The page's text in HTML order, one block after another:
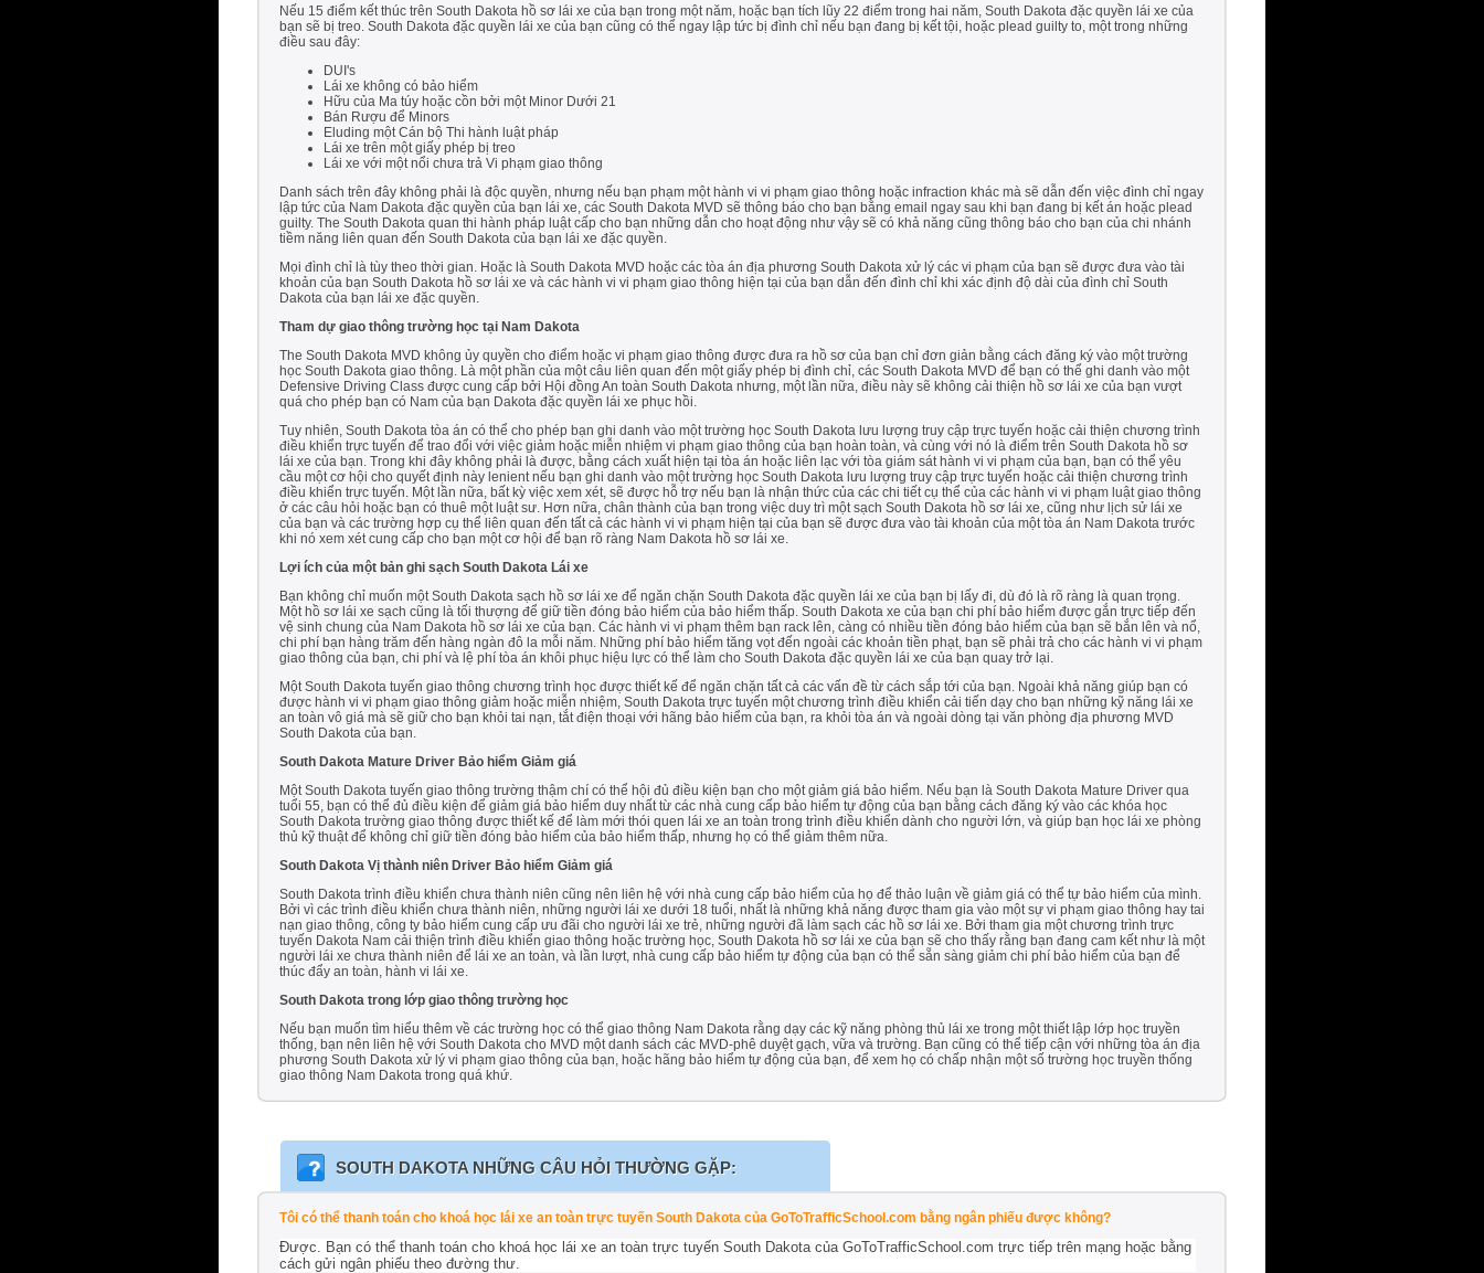
Nếu 15 điểm kết thúc trên South Dakota hồ sơ lái xe của bạn trong một năm, hoặc bạn tích lũy 22 điểm trong hai năm, South Dakota đặc quyền lái xe của
bạn sẽ bị treo. South Dakota đặc quyền lái xe của bạn cũng có thể ngay lập tức bị đình chỉ nếu bạn đang bị kết tội, hoặc plead guilty to, một trong những
điều sau đây:
DUI's
Lái xe không có bảo hiểm
Hữu của Ma túy hoặc cồn bởi một Minor Dưới 21
Bán Rượu để Minors
Eluding một Cán bộ Thi hành luật pháp
Lái xe trên một giấy phép bị treo
Lái xe với một nổi chưa trả Vi phạm giao thông
Danh sách trên đây không phải là độc quyền, nhưng nếu bạn phạm một hành vi vi phạm giao thông hoặc infraction khác mà sẽ dẫn đến việc đình chỉ ngay
lập tức của Nam Dakota đặc quyền của bạn lái xe, các South Dakota MVD sẽ thông báo cho bạn bằng email ngay sau khi bạn đang bị kết án hoặc plead
guilty. The South Dakota quan thi hành pháp luật cấp cho bạn những dẫn cho hoạt động như vậy sẽ có khả năng cũng thông báo cho bạn của chi nhánh
tiềm năng liên quan đến South Dakota của bạn lái xe đặc quyền.
Mọi đình chỉ là tùy theo thời gian. Hoặc là South Dakota MVD hoặc các tòa án địa phương South Dakota xử lý các vi phạm của bạn sẽ được đưa vào tài
khoản của bạn South Dakota hồ sơ lái xe và các hành vi vi phạm giao thông hiện tại của bạn dẫn đến đình chỉ khi xác định độ dài của đình chỉ South
Dakota của bạn lái xe đặc quyền.
Tham dự giao thông trường học tại Nam Dakota
The South Dakota MVD không ủy quyền cho điểm hoặc vi phạm giao thông được đưa ra hồ sơ của bạn chỉ đơn giản bằng cách đăng ký vào một trường
học South Dakota giao thông. Là một phần của một câu liên quan đến một giấy phép bị đình chỉ, các South Dakota MVD để bạn có thể ghi danh vào một
Defensive Driving Class được cung cấp bởi Hội đồng An toàn South Dakota nhưng, một lần nữa, điều này sẽ không cải thiện hồ sơ lái xe của bạn vượt
quá cho phép bạn có Nam của bạn Dakota đặc quyền lái xe phục hồi.
Tuy nhiên, South Dakota tòa án có thể cho phép bạn ghi danh vào một trường học South Dakota lưu lượng truy cập trực tuyến hoặc cải thiện chương trình
điều khiển trực tuyến để trao đổi với việc giảm hoặc miễn nhiệm vi phạm giao thông của bạn hoàn toàn, và cùng với nó là điểm trên South Dakota hồ sơ
lái xe của bạn. Trong khi đây không phải là được, bằng cách xuất hiện tại tòa án hoặc liên lạc với tòa giám sát hành vi vi phạm của bạn, bạn có thể yêu
cầu một cơ hội cho quyết định này lenient nếu bạn ghi danh vào một trường học South Dakota lưu lượng truy cập trực tuyến hoặc cải thiện chương trình
điều khiển trực tuyến. Một lần nữa, bất kỳ việc xem xét, sẽ được hỗ trợ nếu bạn là nhận thức của các chi tiết cụ thể của các hành vi vi phạm luật giao thông
ở các câu hỏi hoặc bạn có thuê một luật sư. Hơn nữa, chân thành của bạn trong việc duy trì một sạch South Dakota hồ sơ lái xe, cũng như lịch sử lái xe
của bạn và các trường hợp cụ thể liên quan đến tất cả các hành vi vi phạm hiện tại của bạn sẽ được đưa vào tài khoản của một tòa án Nam Dakota trước
khi nó xem xét cung cấp cho bạn một cơ hội để bạn rõ ràng Nam Dakota hồ sơ lái xe.
Lợi ích của một bản ghi sạch South Dakota Lái xe
Bạn không chỉ muốn một South Dakota sạch hồ sơ lái xe để ngăn chặn South Dakota đặc quyền lái xe của bạn bị lấy đi, dù đó là rõ ràng là quan trọng.
Một hồ sơ lái xe sạch cũng là tối thượng để giữ tiền đóng bảo hiểm của bảo hiểm thấp. South Dakota xe của bạn chi phí bảo hiểm được gắn trực tiếp đến
vệ sinh chung của Nam Dakota hồ sơ lái xe của bạn. Các hành vi vi phạm thêm bạn rack lên, càng có nhiều tiền đóng bảo hiểm của bạn sẽ bắn lên và nổ,
chi phí bạn hàng trăm đến hàng ngàn đô la mỗi năm. Những phí bảo hiểm tăng vọt đến ngoài các khoản tiền phạt, bạn sẽ phải trả cho các hành vi vi phạm
giao thông của bạn, chi phí và lệ phí tòa án khôi phục hiệu lực có thể làm cho South Dakota đặc quyền lái xe của bạn quay trở lại.
Một South Dakota tuyến giao thông chương trình học được thiết kế để ngăn chặn tất cả các vấn đề từ cách sắp tới của bạn. Ngoài khả năng giúp bạn có
được hành vi vi phạm giao thông giảm hoặc miễn nhiệm, South Dakota trực tuyến một chương trình điều khiển cải tiến dạy cho bạn những kỹ năng lái xe
an toàn vô giá mà sẽ giữ cho bạn khỏi tai nạn, tắt điện thoại với hãng bảo hiểm của bạn, ra khỏi tòa án và ngoài dòng tại văn phòng địa phương MVD
South Dakota của bạn.
South Dakota Mature Driver Bảo hiểm Giảm giá
Một South Dakota tuyến giao thông trường thậm chí có thể hội đủ điều kiện bạn cho một giảm giá bảo hiểm. Nếu bạn là South Dakota Mature Driver qua
tuổi 55, bạn có thể đủ điều kiện để giảm giá bảo hiểm duy nhất từ các nhà cung cấp bảo hiểm tự động của bạn bằng cách đăng ký vào các khóa học
South Dakota trường giao thông được thiết kế để làm mới thói quen lái xe an toàn trong trình điều khiển dành cho người lớn, và giúp bạn học lái xe phòng
thủ kỹ thuật để không chỉ giữ tiền đóng bảo hiểm của bảo hiểm thấp, nhưng họ có thể giảm thêm nữa.
South Dakota Vị thành niên Driver Bảo hiểm Giảm giá
South Dakota trình điều khiển chưa thành niên cũng nên liên hệ với nhà cung cấp bảo hiểm của họ để thảo luận về giảm giá có thể tự bảo hiểm của mình.
Bởi vì các trình điều khiển chưa thành niên, những người lái xe dưới 18 tuổi, nhất là những khả năng được tham gia vào một sự vi phạm giao thông hay tai
nạn giao thông, công ty bảo hiểm cung cấp ưu đãi cho người lái xe trẻ, những người đã làm sạch các hồ sơ lái xe. Bởi tham gia một chương trình trực
tuyến Dakota Nam cải thiện trình điều khiển giao thông hoặc trường học, South Dakota hồ sơ lái xe của bạn sẽ cho thấy rằng bạn đang cam kết như là một
người lái xe chưa thành niên để lái xe an toàn, và lần lượt, nhà cung cấp bảo hiểm tự động của bạn có thể sẵn sàng giảm chi phí bảo hiểm của bạn để
thúc đẩy an toàn, hành vi lái xe.
South Dakota trong lớp giao thông trường học
Nếu bạn muốn tìm hiểu thêm về các trường học có thể giao thông Nam Dakota rằng dạy các kỹ năng phòng thủ lái xe trong một thiết lập lớp học truyền
thống, bạn nên liên hệ với South Dakota cho MVD một danh sách các MVD-phê duyệt gạch, vữa và trường. Bạn cũng có thể tiếp cận với những tòa án địa
phương South Dakota xử lý vi phạm giao thông của bạn, hoặc hãng bảo hiểm tự động của bạn, để xem họ có chấp nhận một số trường học truyền thống
giao thông Nam Dakota trong quá khứ.
SOUTH DAKOTANHỮNG CÂU HỎI THƯỜNG GẶP:
Tôi có thể thanh toán cho khoá học lái xe an toàn trực tuyến South Dakota của GoToTrafficSchool.com bằng ngân phiếu được không?
Được. Bạn có thể thanh toán cho khoá học lái xe an toàn trực tuyến South Dakota của GoToTrafficSchool.com trực tiếp trên mạng hoặc bằng
cách gửi ngân phiếu theo đường thư.